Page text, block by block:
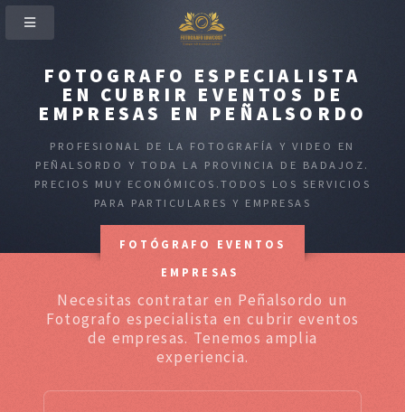
FOTOGRAFO ESPECIALISTA
EN CUBRIR EVENTOS DE
EMPRESAS EN PEÑALSORDO
PROFESIONAL DE LA FOTOGRAFÍA Y VIDEO EN
PEÑALSORDO Y TODA LA PROVINCIA DE BADAJOZ.
PRECIOS MUY ECONÓMICOS.TODOS LOS SERVICIOS
PARA PARTICULARES Y EMPRESAS
FOTÓGRAFO EVENTOS
EMPRESAS
Necesitas contratar en Peñalsordo un
Fotografo especialista en cubrir eventos
de empresas. Tenemos amplia
experiencia.